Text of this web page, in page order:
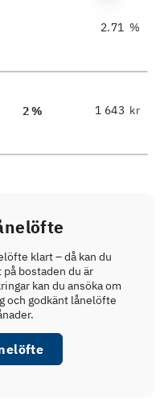
%
2 % kr
klart – då kan du
bostaden du är
kan du ansöka om
och godkänt lånelöfte